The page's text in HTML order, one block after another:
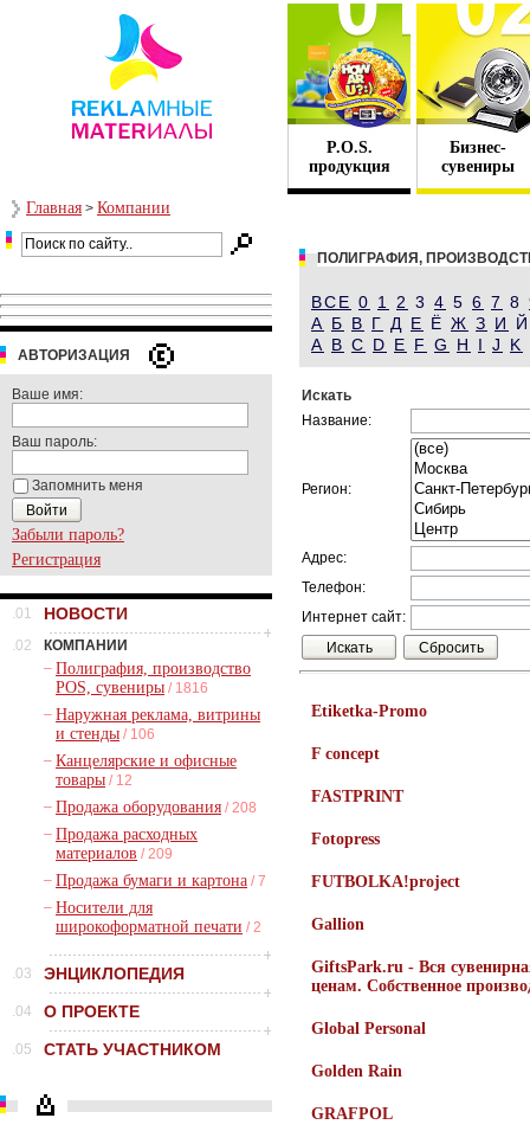
P.O.S.
продукция
Бизнес-
сувениры
Главная > Компании
АВТОРИЗАЦИЯ
Ваше имя:
Ваш пароль:
Запомнить меня
Забыли пароль?
Регистрация
.01 НОВОСТИ
.02
КОМПАНИИ
– Полиграфия, производство
POS, сувениры / 1816
– Наружная реклама, витрины
и стенды / 106
– Канцелярские и офисные
товары / 12
– Продажа оборудования / 208
– Продажа расходных
материалов / 209
– Продажа бумаги и картона / 7
– Носители для
широкоформатной печати / 2
.03 ЭНЦИКЛОПЕДИЯ
.04 О ПРОЕКТЕ
.05 СТАТЬ УЧАСТНИКОМ
ПОЛИГРАФИЯ,
ВСЕ 0 1 2 3 4 5 6 7 8
А Б В Г Д Е Ё Ж З И
A B C D E F G H I J K
Искать
Название:
Регион:
Адрес:
Телефон:
Интернет сайт:
Etiketka-Promo
F concept
FASTPRINT
Fotopress
FUTBOLKA!project
Gallion
GiftsPark.ru - Вся
ценам. Собственное
Global Personal
Golden Rain
GRAFPOL